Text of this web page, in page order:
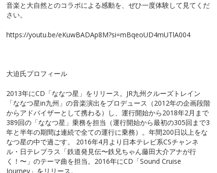
音楽と大自然とのコラボによる感動を、ぜひ一度体験して見てくだ
さい。
https://youtu.be/eKuwBADAp8M?si=mBqeoUD4mUTlA004
大迫氏プロフィール
2013年にCD「ななつ星」をリリース。JR九州クルーズトレイン
「ななつ星in九州」の音楽演出をプロデュース（2012年の企画段階
からアドバイザーとして携わる）し、運行開始から2018年2月まで
389回の「ななつ星」乗務を担当（運行開始から最初の305回まで3
年と半年の期間は連続で全ての運行に乗務）。年間200日以上をな
なつ星の中で過ごす。 2016年4月より日本テレビ系CSチャンネ
ル・日テレプラス「鉄道発見伝〜鉄兄ちゃん藤田大介アナが行
く！〜」のテーマ曲を担当。2016年にCD「Sound Cruise
Journey」をリリース。